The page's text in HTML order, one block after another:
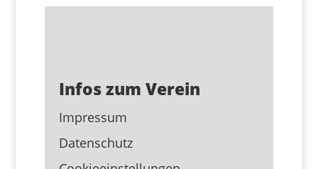
Infos zum Verein
Impressum
Datenschutz